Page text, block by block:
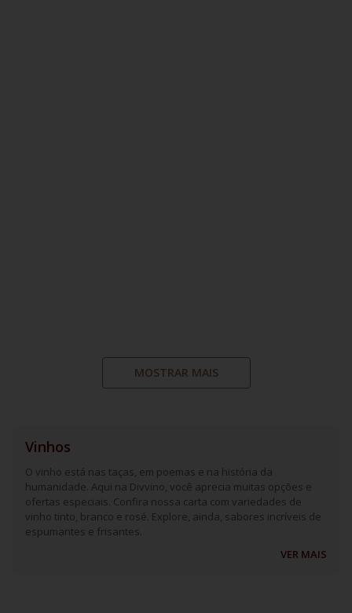
MOSTRAR MAIS
Vinhos
O vinho está nas taças, em poemas e na história da
humanidade. Aqui na Divvino, você aprecia muitas opções e
ofertas especiais. Confira nossa carta com variedades de
vinho tinto, branco e rosé. Explore, ainda, sabores incríveis de
espumantes e frisantes.
VER MAIS